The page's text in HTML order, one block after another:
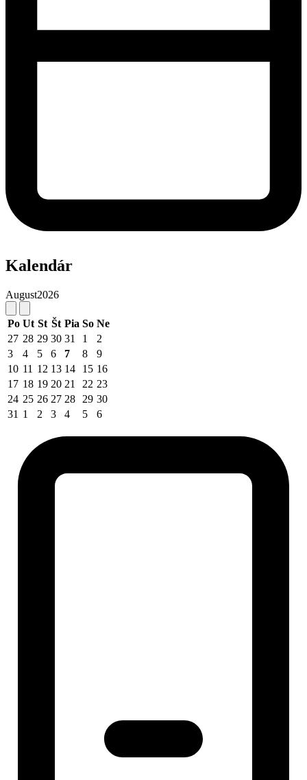
Kalendár
August2026
Po Ut St Št Pia So Ne
27 28 29 30 31 1
2
3
4 5 6 7 8
9
10 11 12 13 14 15 16
17 18 19 20 21 22 23
24 25 26 27 28 29 30
31 1 2 3 4 5 6